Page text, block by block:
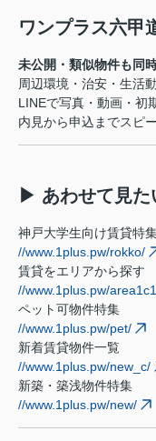
ワンプラス六甲
未公開・類似物件も同
周辺環境・治安・生活
LINEで写真・動画・初
内見から申込までスピ
▶ あわせて見た
神戸大学生向け賃貸特
//www.1plus.pw/rokko/
賃貸をエリアから探す
//www.1plus.pw/
ペット可物件特集
//www.1plus.pw/pet/
新着賃貸物件一覧
//www.1plus.pw/new_c/
新築・築浅物件特集
//www.1plus.pw/new/